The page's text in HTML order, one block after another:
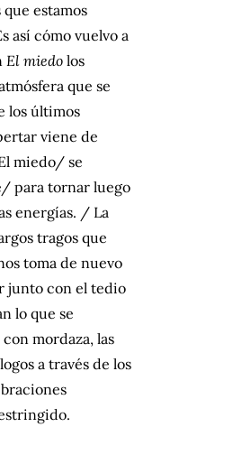
estamos
así cómo vuelvo a
El miedo los
que se
los últimos
viene de
miedo/ se
para tornar luego
energías. / La
tragos que
toma de nuevo
junto con el tedio
lo que se
mordaza, las
a través de los